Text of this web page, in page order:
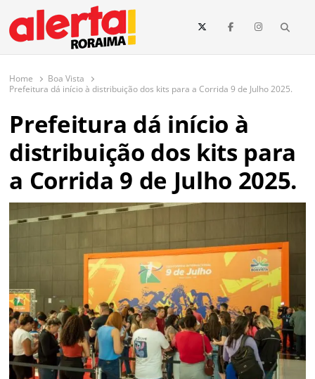
conteúdo
O maior portal de notícias de Roraima
O Alerta Roraima é seu portal de notícias completo sobre política,
e todo o estado de Roraima. Fique sempre informado com
atualizações em tempo real!
Home
Boa Vista
Prefeitura dá início à distribuição dos kits para a Corrida 9 de Julho 2025.
Prefeitura dá início à
distribuição dos kits para
a Corrida 9 de Julho 2025.